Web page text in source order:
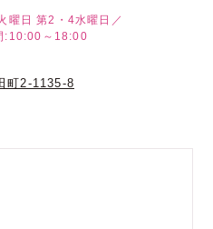
曜日 第2・4水曜日／
:10:00～18:00
町2-1135-8